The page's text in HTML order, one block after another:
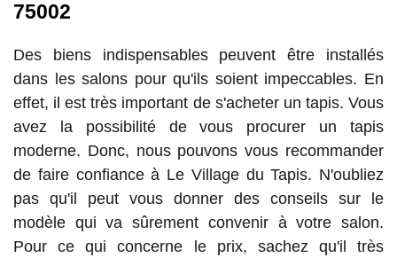
75002
Des biens indispensables peuvent être installés
dans les salons pour qu'ils soient impeccables. En
effet, il est très important de s'acheter un tapis. Vous
avez la possibilité de vous procurer un tapis
moderne. Donc, nous pouvons vous recommander
de faire confiance à Le Village du Tapis. N'oubliez
pas qu'il peut vous donner des conseils sur le
modèle qui va sûrement convenir à votre salon.
Pour ce qui concerne le prix, sachez qu'il très